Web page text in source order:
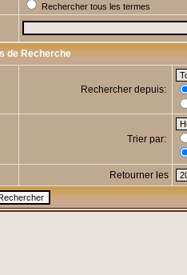
Rechercher tous les termes
de Recherche
Rechercher depuis:
Trier par:
Retourner les